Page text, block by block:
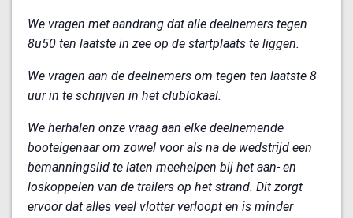
We vragen met aandrang dat alle deelnemers tegen
8u50 ten laatste in zee op de startplaats te liggen.
We vragen aan de deelnemers om tegen ten laatste 8
uur in te schrijven in het clublokaal.
We herhalen onze vraag aan elke deelnemende
booteigenaar om zowel voor als na de wedstrijd een
bemanningslid te laten meehelpen bij het aan- en
loskoppelen van de trailers op het strand. Dit zorgt
ervoor dat alles veel vlotter verloopt en is minder